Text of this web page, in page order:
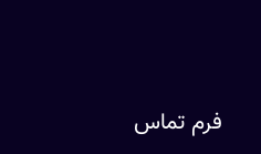
فرم تماس